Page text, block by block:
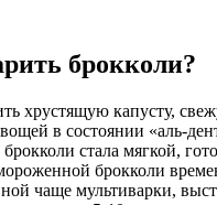
брокколи?
хрустящую капусту,
в состоянии «аль-
стала мягкой,
брокколи
чаще мультиварки,